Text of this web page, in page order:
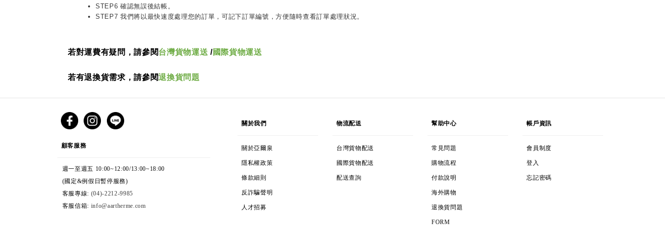
STEP6 確認無誤後結帳。
STEP7 我們將以最快速度處理您的訂單，可記下訂單編號，方便隨時查看訂單處理狀況。
若對運費有疑問，請參閱台灣貨物運送 /國際貨物運送
若有退換貨需求，請參閱退換貨問題
顧客服務
週一至週五 10:00~12:00/13:00~18:00
(國定&例假日暫停服務)
客服專線: (04)-2212-9985
客服信箱: info@aartherme.com
關於我們
關於亞爾泉
COOKIES & PRIVACY
隱私權政策
TERMS & CONDITIONS
條款細則
ANTI-FRAUD POLICY
反詐騙聲明
CAREERS
人才招募
物流配送
台灣貨物配送
INTERNATIONAL POSTAGE
國際貨物配送
TRACK MY ORDER
配送查詢
幫助中心
常見問題
SHOPPING PROCESS
購物流程
PAYMENTS
付款說明
INTERNATIONAL SHOPPING
海外購物
RETURNS & EXCHANGES
退換貨問題
RETURNS & EXCHANGES
FORM
帳戶資訊
會員制度
LOG IN
登入
FORGOT PASSWORD
忘記密碼